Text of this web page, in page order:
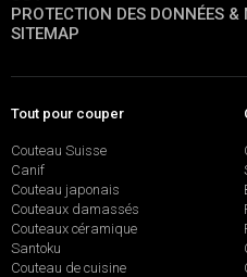
PROTECTION DES DONNÉES
SITEMAP
Tout pour couper
Couteau Suisse
Canif
Couteau japonais
Couteaux damassés
Couteaux céramique
Santoku
Couteau de cuisine